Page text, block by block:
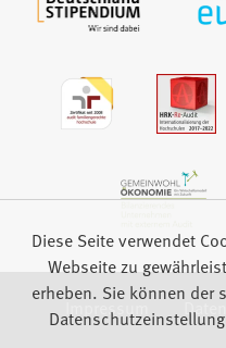
Impressum
Diese Seite verwendet
Webseite zu
erheben. Sie können der